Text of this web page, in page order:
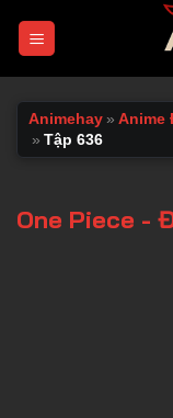
Animehay » Anime
» Tập 636
One Piece -